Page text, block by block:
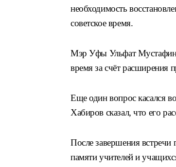
необходимость
советское время.
Мэр Уфы Ульфат Мустафин
время за счёт расширения
Еще один вопрос касался
Хабиров сказал, что его
После завершения встречи
памяти учителей и